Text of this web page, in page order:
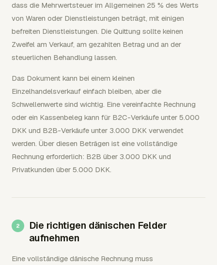
dass die Mehrwertsteuer im Allgemeinen 25 % des Werts
von Waren oder Dienstleistungen beträgt, mit einigen
befreiten Dienstleistungen. Die Quittung sollte keinen
Zweifel am Verkauf, am gezahlten Betrag und an der
steuerlichen Behandlung lassen.
Das Dokument kann bei einem kleinen
Einzelhandelsverkauf einfach bleiben, aber die
Schwellenwerte sind wichtig. Eine vereinfachte Rechnung
oder ein Kassenbeleg kann für B2C-Verkäufe unter 5.000
DKK und B2B-Verkäufe unter 3.000 DKK verwendet
werden. Über diesen Beträgen ist eine vollständige
Rechnung erforderlich: B2B über 3.000 DKK und
Privatkunden über 5.000 DKK.
Die richtigen dänischen Felder
aufnehmen
Eine vollständige dänische Rechnung muss